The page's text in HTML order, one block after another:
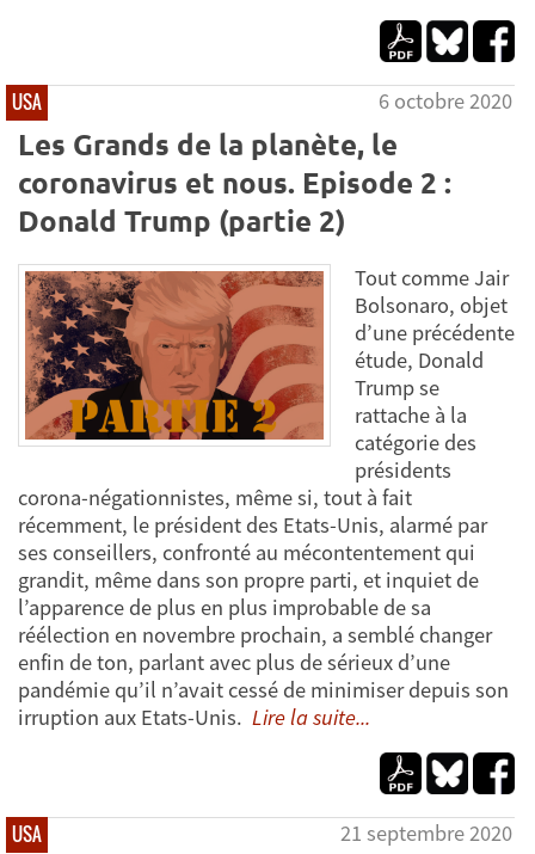
USA 6 octobre 2020
Les Grands de la planète, le
coronavirus et nous. Episode 2 :
Donald Trump (partie 2)
Tout comme Jair
Bolsonaro, objet
d’une précédente
étude, Donald
Trump se
rattache à la
catégorie des
présidents
corona-négationnistes, même si, tout à fait
récemment, le président des Etats-Unis, alarmé par
ses conseillers, confronté au mécontentement qui
grandit, même dans son propre parti, et inquiet de
l’apparence de plus en plus improbable de sa
réélection en novembre prochain, a semblé changer
enfin de ton, parlant avec plus de sérieux d’une
pandémie qu’il n’avait cessé de minimiser depuis son
irruption aux Etats-Unis. Lire la suite...
USA 21 septembre 2020